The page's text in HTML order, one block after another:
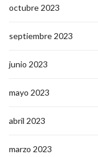
octubre 2023
septiembre 2023
junio 2023
mayo 2023
abril 2023
marzo 2023